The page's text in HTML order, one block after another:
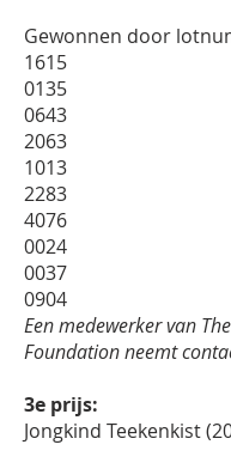
Gewonnen door
1615
0135
0643
2063
1013
2283
4076
0024
0037
0904
Een medewerker van
Foundation neemt
3e prijs:
Jongkind Teekenkist